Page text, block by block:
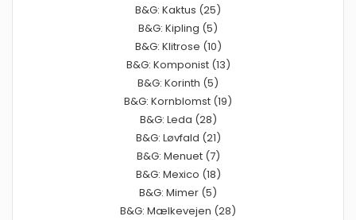
B&G: Kaktus (25)
B&G: Kipling (5)
B&G: Klitrose (10)
B&G: Komponist (13)
B&G: Korinth (5)
B&G: Kornblomst (19)
B&G: Leda (28)
B&G: Løvfald (21)
B&G: Menuet (7)
B&G: Mexico (18)
B&G: Mimer (5)
B&G: Mælkevejen (28)